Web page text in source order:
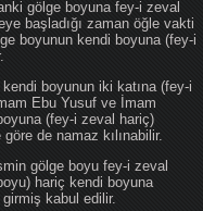
gölge boyuna fey-i zeval
başladığı zaman öğle vakti
boyunun kendi boyuna (fey-i
boyunun iki katına (fey-i
Ebu Yusuf ve İmam
(fey-i zeval hariç)
de namaz kılınabilir.
gölge boyu fey-i zeval
hariç kendi boyuna
kabul edilir.